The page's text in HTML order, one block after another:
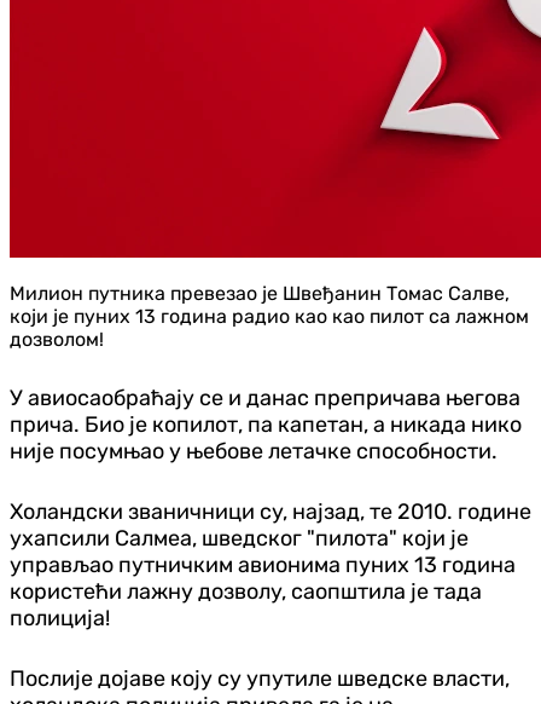
Милион путника превезао је Швеђанин Томас Салве,
који је пуних 13 година радио као као пилот са лажном
дозволом!
У авиосаобраћају се и данас препричава његова
прича. Био је копилот, па капетан, а никада нико
није посумњао у њебове летачке способности.
Холандски званичници су, најзад, те 2010. године
ухапсили Салмеа, шведског "пилота" који је
управљао путничким авионима пуних 13 година
користећи лажну дозволу, саопштила је тада
полиција!
Послије дојаве коју су упутиле шведске власти,